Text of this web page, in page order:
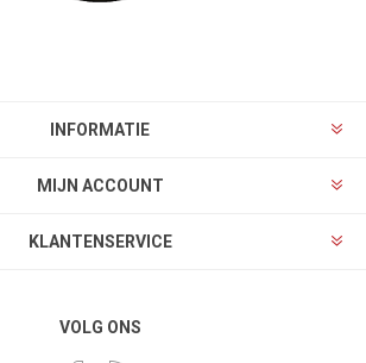
INFORMATIE
MIJN ACCOUNT
KLANTENSERVICE
VOLG ONS